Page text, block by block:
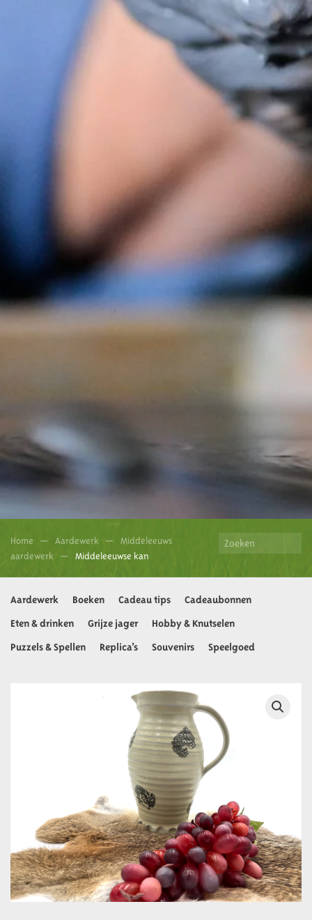
Home Aardewerk
Middeleeuws
aardewerk
Middeleeuwse kan
Aardewerk Boeken Cadeau tips
Cadeaubonnen
Eten & drinken
Grijze jager
Hobby & Knutselen
Puzzels & Spellen
Replica’s Souvenirs Speelgoed